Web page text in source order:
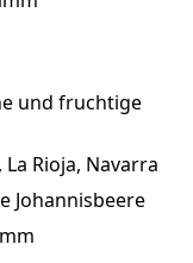
und fruchtige
Rioja, Navarra
Johannisbeere